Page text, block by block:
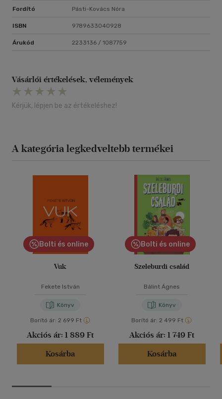
Fordító Pásti-Kovács Nóra
ISBN 9789633040928
Árukód 2233136 / 1087759
Vásárlói értékelések, vélemények
Kérjük, lépjen be az értékeléshez!
A kategória legkedveltebb termékei
Bolti és online
Vuk
Fekete István
Könyv
Borító ár: 2 699 Ft
Akciós ár: 1 889 Ft
Kosárba
Bolti és online
Szeleburdi család
Bálint Ágnes
Könyv
Borító ár: 2 499 Ft
Akciós ár: 1 749 Ft
Kosárba